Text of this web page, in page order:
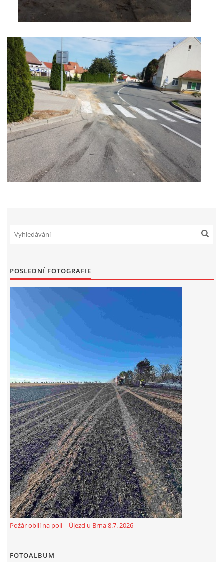
© 2026 eStránky.cz |Aktualizováno: 5. 8. 2026
POSLEDNÍ FOTOGRAFIE
Požár obilí na poli – Újezd u Brna 8.7. 2026
FOTOALBUM